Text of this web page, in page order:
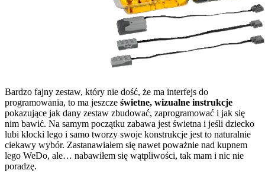
Bardzo fajny zestaw, który nie dość, że ma interfejs do
programowania, to ma jeszcze świetne, wizualne instrukcje
pokazujące jak dany zestaw zbudować, zaprogramować i jak się
nim bawić. Na samym początku zabawa jest świetna i jeśli dziecko
lubi klocki lego i samo tworzy swoje konstrukcje jest to naturalnie
ciekawy wybór. Zastanawiałem się nawet poważnie nad kupnem
lego WeDo, ale… nabawiłem się wątpliwości, tak mam i nic nie
poradzę.